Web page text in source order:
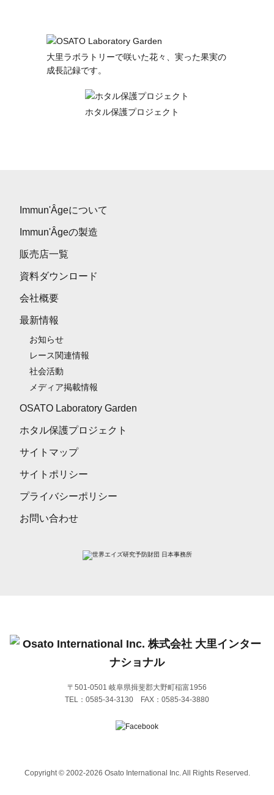
大里ラボラトリーで咲いた花々、実った果実の
成長記録です。
ホタル保護プロジェクト
Immun'Âgeについて
Immun'Âgeの製造
販売店一覧
資料ダウンロード
会社概要
最新情報
お知らせ
レース関連情報
社会活動
メディア掲載情報
OSATO Laboratory Garden
ホタル保護プロジェクト
サイトマップ
サイトポリシー
プライバシーポリシー
お問い合わせ
〒501-0501 岐阜県揖斐郡大野町稲富1956
TEL： 0585-34-3130 FAX：0585-34-3880
Copyright © 2002-2026 Osato International Inc. All Rights Reserved.